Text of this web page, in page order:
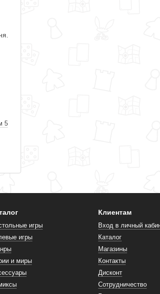
5
игры
игры
и миры
Клиентам
Вход в личный
Каталог
Магазины
Контакты
Дисконт
Сотрудничество